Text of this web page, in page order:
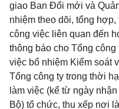
giao Ban Đổi mới và
nhiệm theo dõi, tổng
công việc liên quan đến
thông báo cho Tổng
việc bổ nhiệm Kiểm soát
Tổng công ty trong thời
làm việc (kể từ ngày
Bộ) tổ chức, thu xếp nơi